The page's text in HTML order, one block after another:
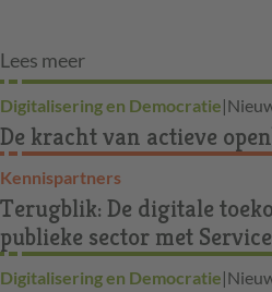
Lees meer
Digitalisering en Democratie|
De kracht van actieve
Kennispartners
Terugblik: De digitale
publieke sector met
Digitalisering en Democratie|